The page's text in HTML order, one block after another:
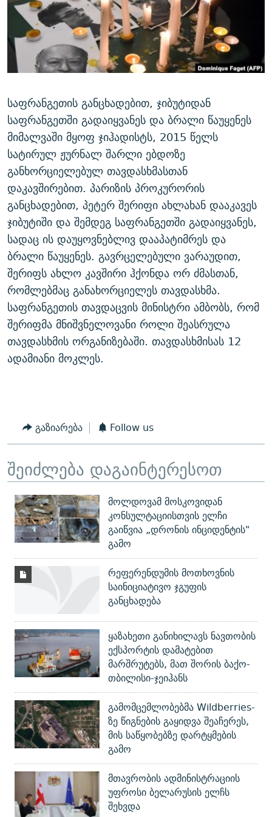
ᲛᲝᲚᲐᲞᲐᲠᲐᲙᲔ ᲢᲔᲥᲡᲢᲔᲑᲘ
ᲨᲘᲜ - ᲣᲪᲮᲝᲔᲗᲨᲘ
ᲚᲘᲢᲔᲠᲐᲢᲣᲠᲣᲚᲘ ᲬᲐᲮᲜᲐᲒᲔᲑᲘ
ᲐᲛᲔᲠᲘᲙᲣᲚᲘ ᲛᲝᲗᲮᲠᲝᲑᲐ
ᲘᲛᲞᲔᲠᲘᲐ ᲓᲐ ᲠᲐᲓᲘᲝ
ᲩᲔᲛᲘ ᲡᲘᲙᲕᲓᲘᲚᲘᲡ ᲛᲘᲖᲔᲖᲘᲐ COVID-19
11 ᲬᲔᲚᲘ - 11 ᲐᲛᲑᲐᲕᲘ
ᲡᲐᲞᲐᲠᲚᲐᲛᲔᲜᲢᲝ ᲐᲠᲩᲔᲕᲜᲔᲑᲘᲡ ᲘᲡᲢᲝᲠᲘᲐ
ᲑᲐᲕᲨᲕᲔᲑᲘ ᲞᲠᲝᲡᲢᲘᲢᲣᲪᲘᲐᲨᲘ - ᲐᲛᲝᲣᲗᲥᲛᲔᲚᲘ ᲐᲛᲑᲐᲕᲘ
5 ᲐᲛᲑᲐᲕᲘ - 20 ᲘᲕᲜᲘᲡᲡ ᲓᲐᲨᲐᲕᲔᲑᲣᲚᲔᲑᲘ
ᲐᲒᲕᲘᲡᲢᲝᲡ ᲝᲛᲘ
ПРИВЕТ ᲙᲣᲚᲢᲣᲠᲐ
ᲒᲐᲛᲝᲘᲬᲔᲠᲔ
რთე/რთ-ის ყველა საიტი
საფრანგეთის განცხადებით, ჯიბუტიდან
საფრანგეთში გადაიყვანეს და ბრალი წაუყენეს
მიმალვაში მყოფ ჯიჰადისტს, 2015 წელს
სატირულ ჟურნალ შარლი ებდოზე
განხორციელებულ თავდასხმასთან
დაკავშირებით. პარიზის პროკურორის
განცხადებით, პეტერ შერიფი ახლახან დააკავეს
ჯიბუტიში და შემდეგ საფრანგეთში გადაიყვანეს,
სადაც ის დაუყოვნებლივ დააპატიმრეს და
ბრალი წაუყენეს. გავრცელებული ვარაუდით,
შერიფს ახლო კავშირი ჰქონდა ორ ძმასთან,
რომლებმაც განახორციელეს თავდასხმა.
საფრანგეთის თავდაცვის მინისტრი ამბობს, რომ
შერიფმა მნიშვნელოვანი როლი შეასრულა
თავდასხმის ორგანიზებაში. თავდასხმისას 12
ადამიანი მოკლეს.
გაზიარება Follow us
შეიძლება დაგაინტერესოთ
მოლდოვამ მოსკოვიდან
კონსულტაციისთვის ელჩი
გაიწვია „დრონის ინციდენტის"
გამო
რეფერენდუმის მოთხოვნის
საინიციატივო ჯგუფის
განცხადება
ყაზახეთი განიხილავს ნავთობის
ექსპორტის დამატებით
მარშრუტებს, მათ შორის ბაქო-
თბილისი-ჯეიჰანს
გამომცემლობებმა Wildberries-
ზე წიგნების გაყიდვა შეაჩერეს,
მის საწყობებზე დარტყმების
გამო
მთავრობის ადმინისტრაციის
უფროსი ბელარუსის ელჩს
შეხვდა